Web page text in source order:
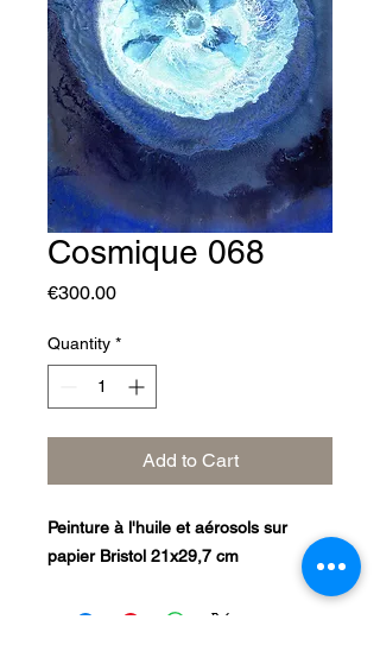
Cosmique 068
€300.00Price
Quantity *
Add to Cart
Peinture à l'huile et aérosols sur
papier Bristol 21x29,7 cm